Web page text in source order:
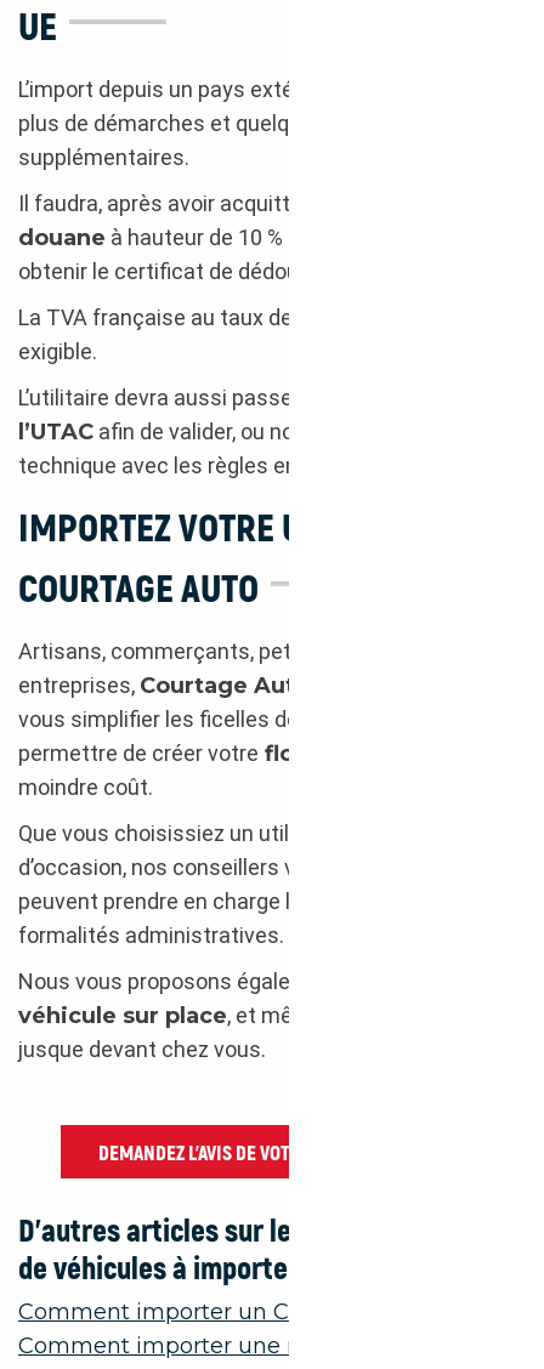
UE
L’import depuis un pays extérieur à l’UE implique
plus de démarches et quelques frais
supplémentaires.
Il faudra, après avoir acquitté des
douane à hauteur de 10 % de la valeur du véhicule,
obtenir le certificat de dédouanement 846A.
La TVA française au taux de 20 % est également
exigible.
L’utilitaire devra aussi passer sur les
l’UTAC afin de valider, ou non, sa conformité
technique avec les règles en vigueur en Europe.
IMPORTEZ VOTRE UTILITAIRE AVEC
COURTAGE AUTO
Artisans, commerçants, petites et grandes
entreprises, Courtage Auto
vous simplifier les ficelles de l’import et vous
permettre de créer votre flotte d’entreprise
moindre coût.
Que vous choisissiez un utilitaire neuf ou
d’occasion, nos conseillers vous accompagnent et
peuvent prendre en charge la gestion des
formalités administratives.
Nous vous proposons également
véhicule sur place, et même son
jusque devant chez vous.
DEMANDEZ L’AVIS DE VOTRE COURTIER AUTO
D’autres articles sur les différents types
de véhicules à importer :
Comment importer un Camping-Car ?
Comment importer une moto ?